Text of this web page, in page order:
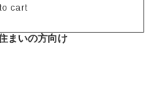
cart
まいの方向け